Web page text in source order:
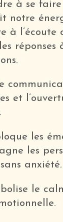
à se faire
notre
à l’écoute
réponses
et
les
les
anxiété.
le